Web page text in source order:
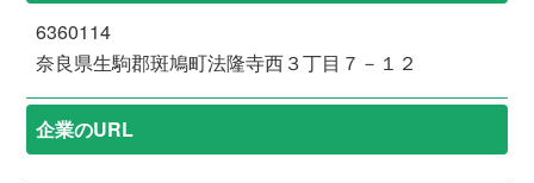
6360114
奈良県生駒郡斑鳩町法隆寺西３丁目７－１２
企業のURL